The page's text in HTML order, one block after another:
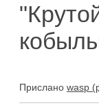
Прислано wasp